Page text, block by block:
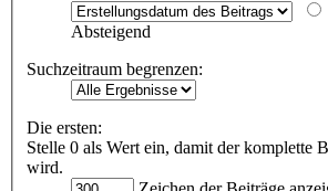
Absteigend
Suchzeitraum begrenzen:
Die ersten:
Stelle 0 als Wert ein, damit der komplette
wird.